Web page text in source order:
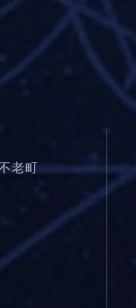
老町